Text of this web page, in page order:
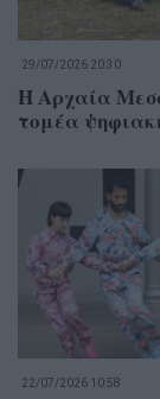
29/07/2026 20:30
Η Αρχαία
τομέα
22/07/2026 10:58